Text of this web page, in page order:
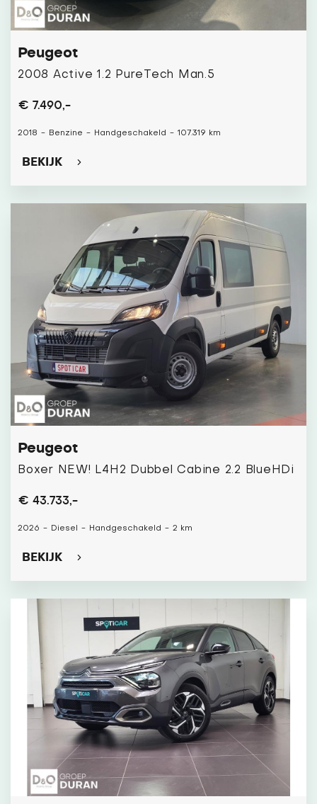
Peugeot
2008 Active 1.2 PureTech Man.5
€ 7.490,-
2018 - Benzine - Handgeschakeld - 107.319 km
BEKIJK
Peugeot
Boxer NEW! L4H2 Dubbel Cabine 2.2 BlueHDi
€ 43.733,-
2026 - Diesel - Handgeschakeld - 2 km
BEKIJK